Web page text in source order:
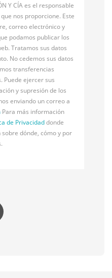
Y CÍA es el responsable
nos proporcione. Este
correo electrónico y
podamos publicar los
Tratamos sus datos
No cedemos sus datos
transferencias
Puede ejercer sus
y supresión de los
enviando un correo a
Para más información
de Privacidaddonde
dónde, cómo y por